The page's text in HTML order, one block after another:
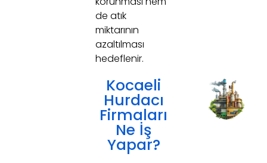
de atık
miktarının
azaltılması
hedeflenir.
Kocaeli
Hurdacı
Firmaları
Ne İş
Yapar?